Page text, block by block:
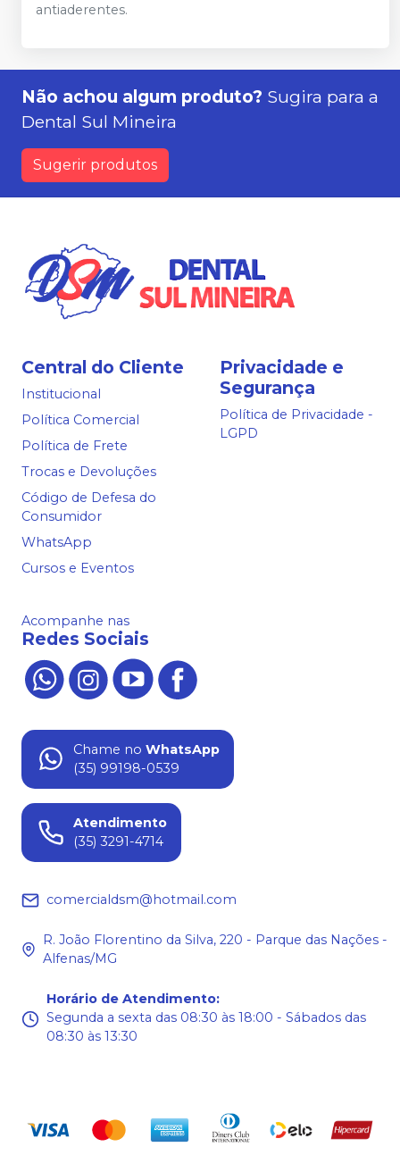
antiaderentes.
Não achou algum produto? Sugira para a
Dental Sul Mineira
Sugerir produtos
Central do Cliente
Institucional
Política Comercial
Política de Frete
Trocas e Devoluções
Código de Defesa do
Consumidor
WhatsApp
Cursos e Eventos
Privacidade e
Segurança
Política de Privacidade -
LGPD
Acompanhe nas
Redes Sociais
Chame no WhatsApp
(35) 99198-0539
Atendimento
(35) 3291-4714
comercialdsm@hotmail.com
R. João Florentino da Silva, 220 - Parque das Nações -
Alfenas/MG
Horário de Atendimento:
Segunda a sexta das 08:30 às 18:00 - Sábados das
08:30 às 13:30